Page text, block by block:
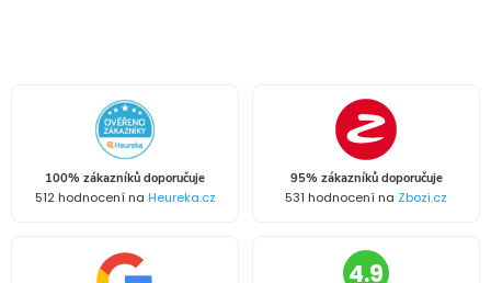
100% zákazníků doporučuje
512 hodnocení na Heureka.cz
95% zákazníků doporučuje
531 hodnocení na Zbozi.cz
4.9